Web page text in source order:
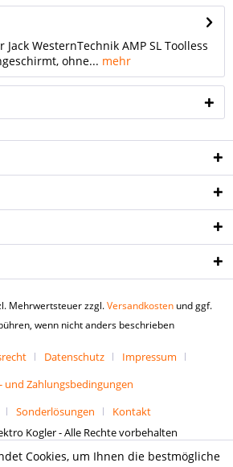
WesternTechnik AMP SL Toolless
ohne... mehr
Mehrwertsteuer zzgl.Versandkosten und ggf.
wenn nicht anders beschrieben
Datenschutz
Impressum
und Zahlungsbedingungen
Sonderlösungen
Kontakt
Kogler - Alle Rechte vorbehalten
Cookies, um Ihnen die bestmögliche